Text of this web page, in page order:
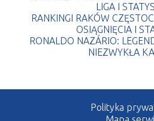
LIGA I
RANKINGI RAKÓW
OSIĄGNIĘCIA I
RONALDO NAZÁRIO:
NIEZWYKŁA
Polityka